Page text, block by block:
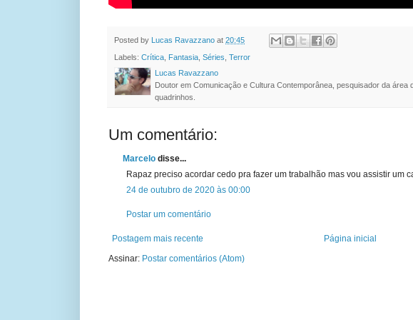
Posted by Lucas Ravazzano at 20:45
Labels: Crítica Fantasia Séries Terror
Lucas Ravazzano
Doutor em Comunicação e Cultura Contemporânea, pesquisador da área
quadrinhos.
Um comentário:
Marcelo disse...
Rapaz preciso acordar cedo pra fazer um trabalhão mas vou assistir um
24 de outubro de 2020 às 00:00
Postar um comentário
Postagem mais recente
Página inicial
Assinar: Postar comentários (Atom)